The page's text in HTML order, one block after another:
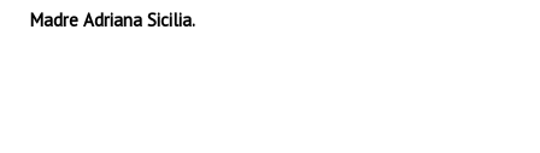
Madre Adriana Sicilia.